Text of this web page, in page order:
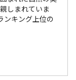
しまれていま
ンキング上位の